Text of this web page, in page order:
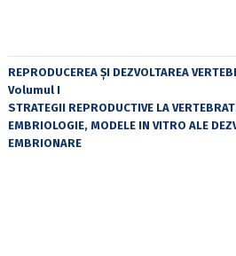
REPRODUCEREA ȘI DEZVOLTAREA
Volumul I
STRATEGII REPRODUCTIVE LA
EMBRIOLOGIE, MODELE IN VITRO ALE
EMBRIONARE